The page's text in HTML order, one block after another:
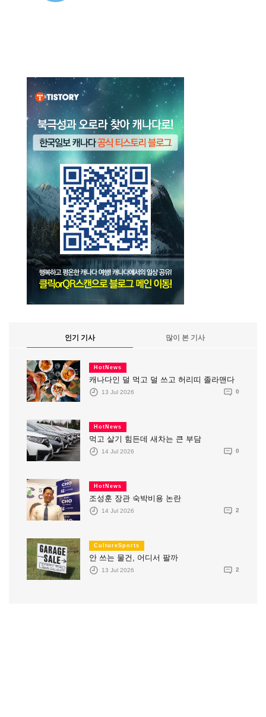
인기 기사 많이 본 기사
HotNews
캐나다인 덜 먹고 덜 쓰고 허리띠 졸라맨다
13 Jul 2026 0
HotNews
먹고 살기 힘든데 새차는 큰 부담
14 Jul 2026 0
HotNews
조성훈 장관 숙박비용 논란
14 Jul 2026 2
CultureSports
안 쓰는 물건, 어디서 팔까
13 Jul 2026 2